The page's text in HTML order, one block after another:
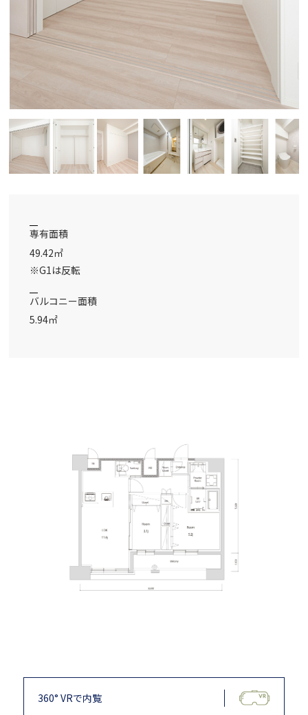
専有面積
49.42㎡
※G1は反転
バルコニー面積
5.94㎡
360° VRで内覧